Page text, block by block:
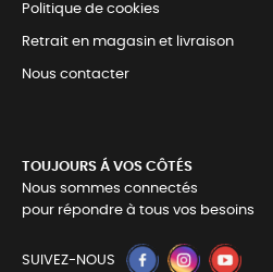
Politique de cookies
Retrait en magasin et livraison
Nous contacter
TOUJOURS Á VOS CÔTÉS
Nous sommes connectés
pour répondre à tous vos besoins
SUIVEZ-NOUS